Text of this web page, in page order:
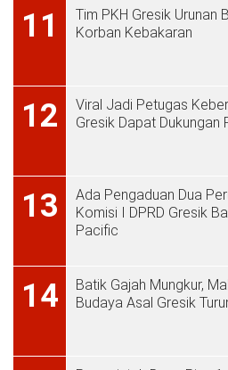
11
Tim PKH Gresik Urunan
Korban Kebakaran
12
Viral Jadi Petugas
Gresik Dapat Dukungan
13
Ada Pengaduan Dua
Komisi I DPRD Gresik
Pacific
14
Batik Gajah Mungkur,
Budaya Asal Gresik